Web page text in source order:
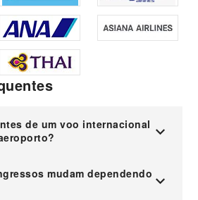
de um voo internacional
mudam dependendo